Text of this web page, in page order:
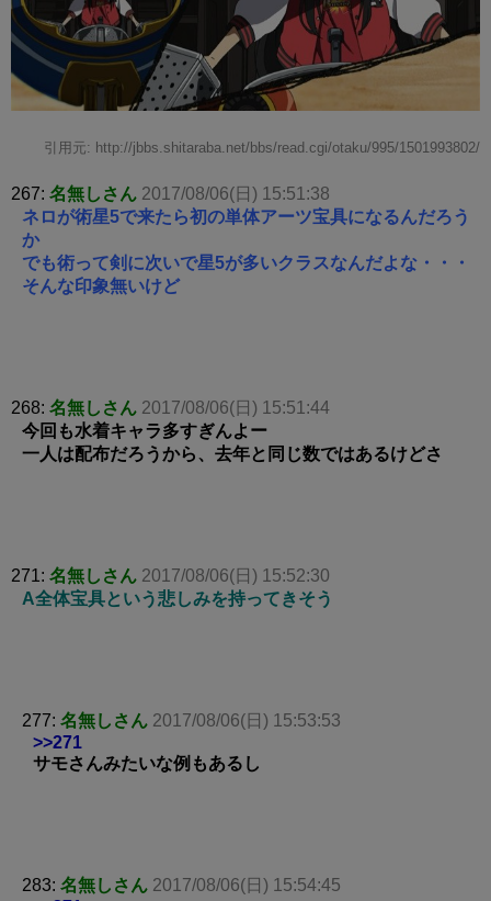
引用元: http://jbbs.shitaraba.net/bbs/read.cgi/otaku/995/1501993802/
267: 名無しさん 2017/08/06(日) 15:51:38
ネロが術星5で来たら初の単体アーツ宝具になるんだろう
か
でも術って剣に次いで星5が多いクラスなんだよな・・・
そんな印象無いけど
268: 名無しさん 2017/08/06(日) 15:51:44
今回も水着キャラ多すぎんよー
一人は配布だろうから、去年と同じ数ではあるけどさ
271: 名無しさん 2017/08/06(日) 15:52:30
A全体宝具という悲しみを持ってきそう
277: 名無しさん 2017/08/06(日) 15:53:53
>>271
サモさんみたいな例もあるし
283: 名無しさん 2017/08/06(日) 15:54:45